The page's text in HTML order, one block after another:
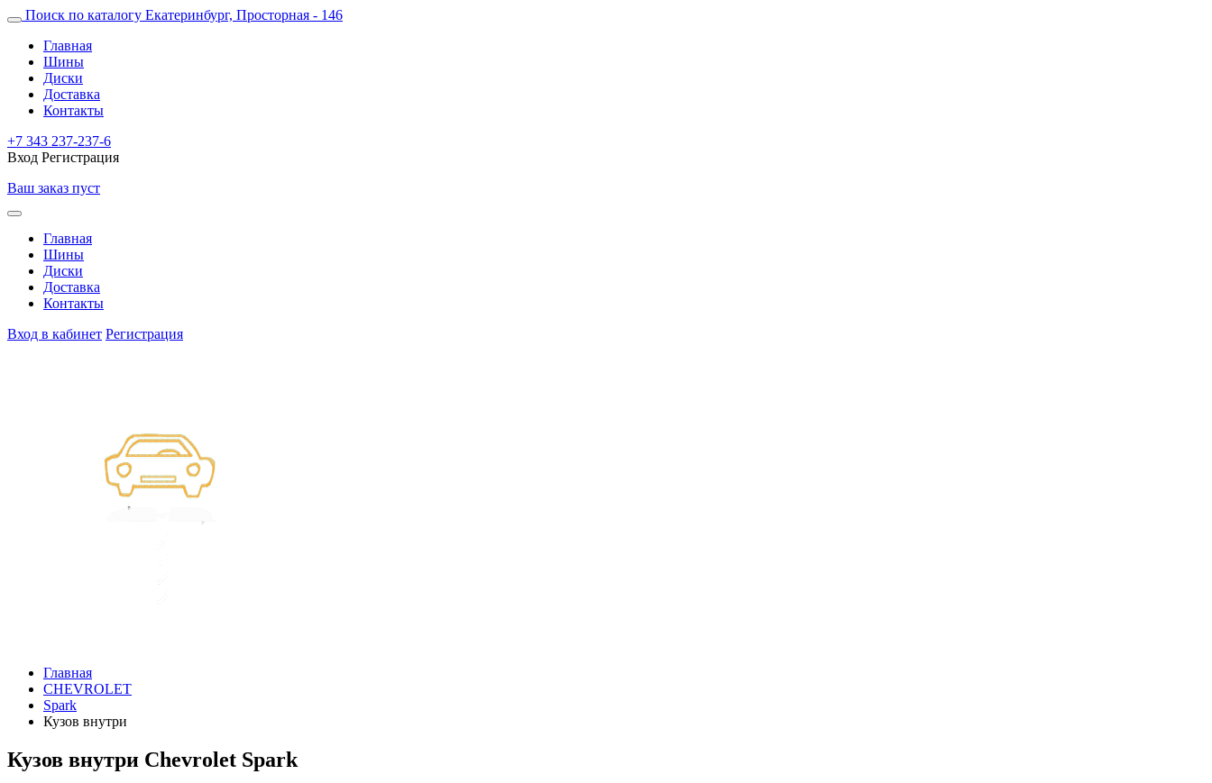
Поиск по каталогу Екатеринбург, Просторная - 146
Главная
Шины
Диски
Доставка
Контакты
+7 343 237-237-6
Вход Регистрация
Ваш заказ пуст
Главная
Шины
Диски
Доставка
Контакты
Вход в кабинет Регистрация
Главная
CHEVROLET
Spark
Кузов внутри
Кузов внутри Chevrolet Spark